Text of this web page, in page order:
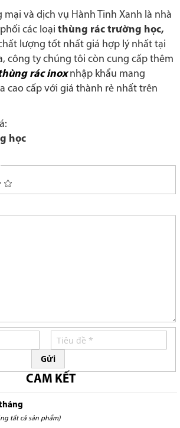
mại và dịch vụ Hành Tinh Xanh là nhà
các loại thùng rác trường học,
lượng tốt nhất giá hợp lý nhất tại
công ty chúng tôi còn cung cấp thêm
rác inoxnhập khẩu mang
cao cấp với giá thành rẻ nhất trên
học
Gửi
CAM KẾT
tất cả sản phẩm)